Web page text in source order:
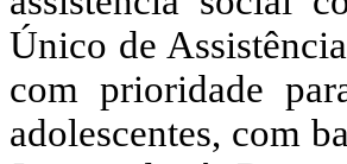
Único de
com prioridade
adolescentes, com